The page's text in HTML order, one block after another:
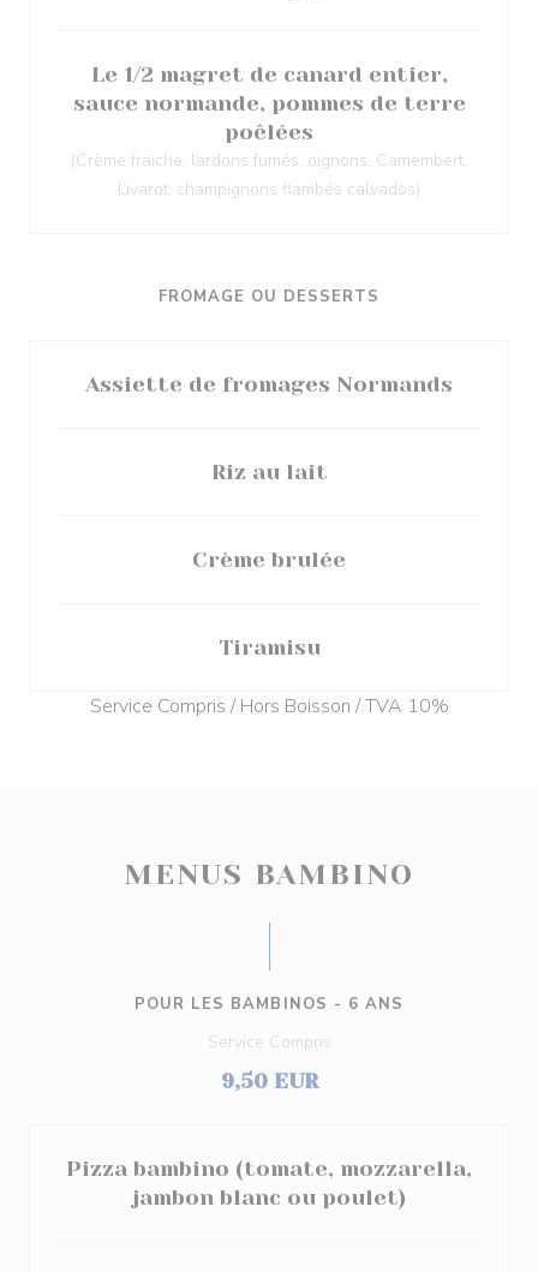
Le 1/2 magret de canard entier,
sauce normande, pommes de terre
poêlées
(Crème fraiche, lardons fumés, oignons, Camembert,
Livarot, champignons flambés calvados)
FROMAGE OU DESSERTS
Assiette de fromages Normands
Riz au lait
Crème brulée
Tiramisu
Service Compris / Hors Boisson / TVA 10%
MENUS BAMBINO
POUR LES BAMBINOS - 6 ANS
Service Compris
9,50 EUR
Pizza bambino (tomate, mozzarella,
jambon blanc ou poulet)